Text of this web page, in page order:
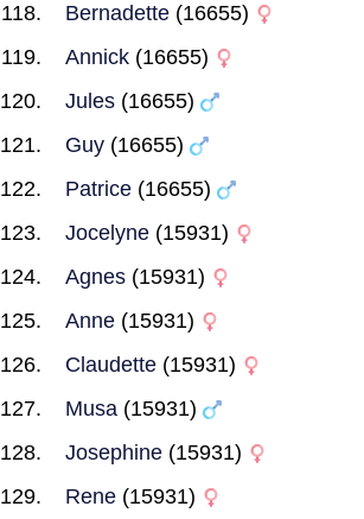
Bernadette (16655)
Annick (16655)
Jules (16655)
Guy (16655)
Patrice (16655)
Jocelyne (15931)
Agnes (15931)
Anne (15931)
Claudette (15931)
Musa (15931)
Josephine (15931)
Rene (15931)